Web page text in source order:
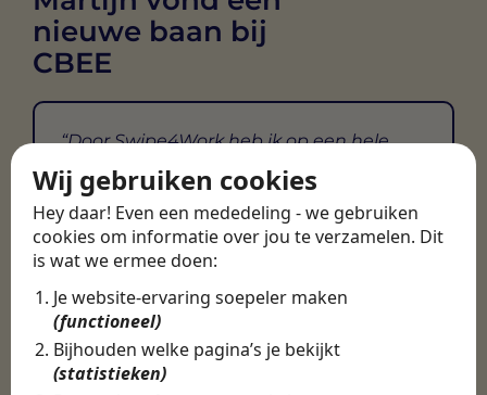
Wij gebruiken cookies
Hey daar! Even een mededeling - we gebruiken
cookies om informatie over jou te verzamelen. Dit
is wat we ermee doen:
Je website-ervaring soepeler maken
(functioneel)
Bijhouden welke pagina’s je bekijkt
(statistieken)
nieuwe baan bij
CBEE
Door Swipe4Work heb ik op een hele
eigenlijk een hele leuke nieuwe baan
gevonden. Met heel veel nieuwe
uitdagingen!
Certinia Consultant